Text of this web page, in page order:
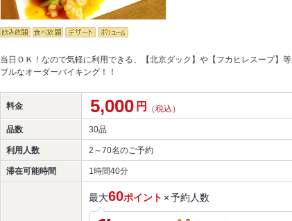
当日ＯＫ！なので気軽に利用できる、【北京ダック】や【フカヒレスープ】
ブルなオーダーバイキング！！
料金 5,000 円 （税込）
品数 30品
利用人数 2～70名のご予約
滞在可能時間 1時間40分
最大60ポイント ×予約人数